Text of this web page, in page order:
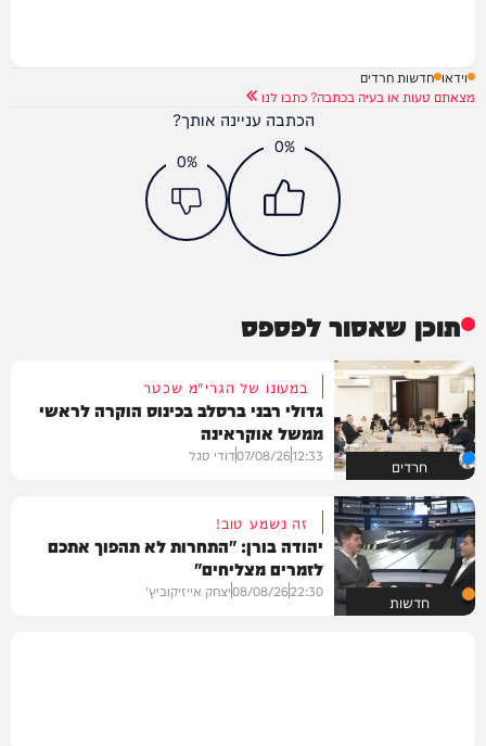
וידאו חדשות חרדים
מצאתם טעות או בעיה בכתבה? כתבו לנו
הכתבה עניינה אותך?
0%
0%
תוכן שאסור לפספס
חרדים
במעונו של הגרי"מ שכטר
גדולי רבני ברסלב בכינוס הוקרה לראשי
ממשל אוקראינה
12:33
07/08/26דודי סגל
חדשות
זה נשמע טוב!
יהודה בורן: "התחרות לא תהפוך אתכם
לזמרים מצליחים"
22:30
08/08/26יצחק אייזיקוביץ'